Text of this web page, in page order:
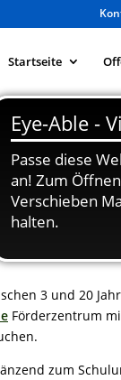
Startseite
Kontakt
3 und 20
Förderzentrum
zum